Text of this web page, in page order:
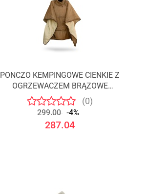
PONCZO KEMPINGOWE CIENKIE Z
OGRZEWACZEM BRĄZOWE
/OFFLANDER(0)
299.00 -4%
287.04